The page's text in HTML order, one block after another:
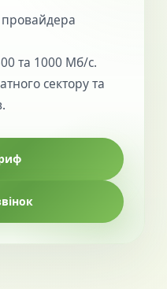
провайдера
та 1000 Мб/с.
сектору та